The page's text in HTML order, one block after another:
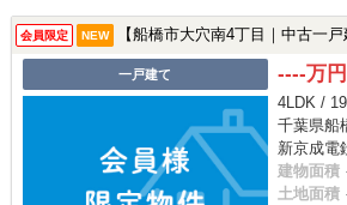
会員限定 NEW 【船橋市大穴南4丁目｜中古一戸
一戸建て ----万円
4LDK /
千葉県船
新京成電
建物面積
土地面積